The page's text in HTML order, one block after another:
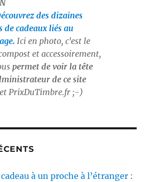
des dizaines
de cadeaux liés au
Ici en photo, c'est le
et accessoirement,
permet de voir la tête
de ce site
PrixDuTimbre.fr ;-)
à un proche à l’étranger :